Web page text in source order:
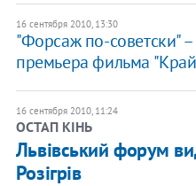
16 сентября 2010, 13:30
​"Форсаж по-советски"
премьера фильма
16 сентября 2010, 11:24
ОСТАП КІНЬ
​Львівський форум
Розігрів